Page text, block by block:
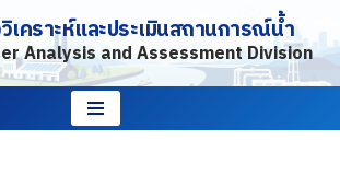
เคราะห์และประเมินสถานการณ์น้ำ
Analysis and Assessment Division